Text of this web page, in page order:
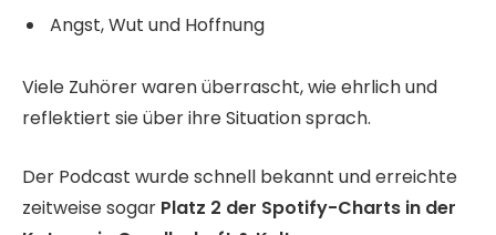
Angst, Wut und Hoffnung
Viele Zuhörer waren überrascht, wie ehrlich und
reflektiert sie über ihre Situation sprach.
Der Podcast wurde schnell bekannt und erreichte
zeitweise sogar Platz 2 der Spotify-Charts in der